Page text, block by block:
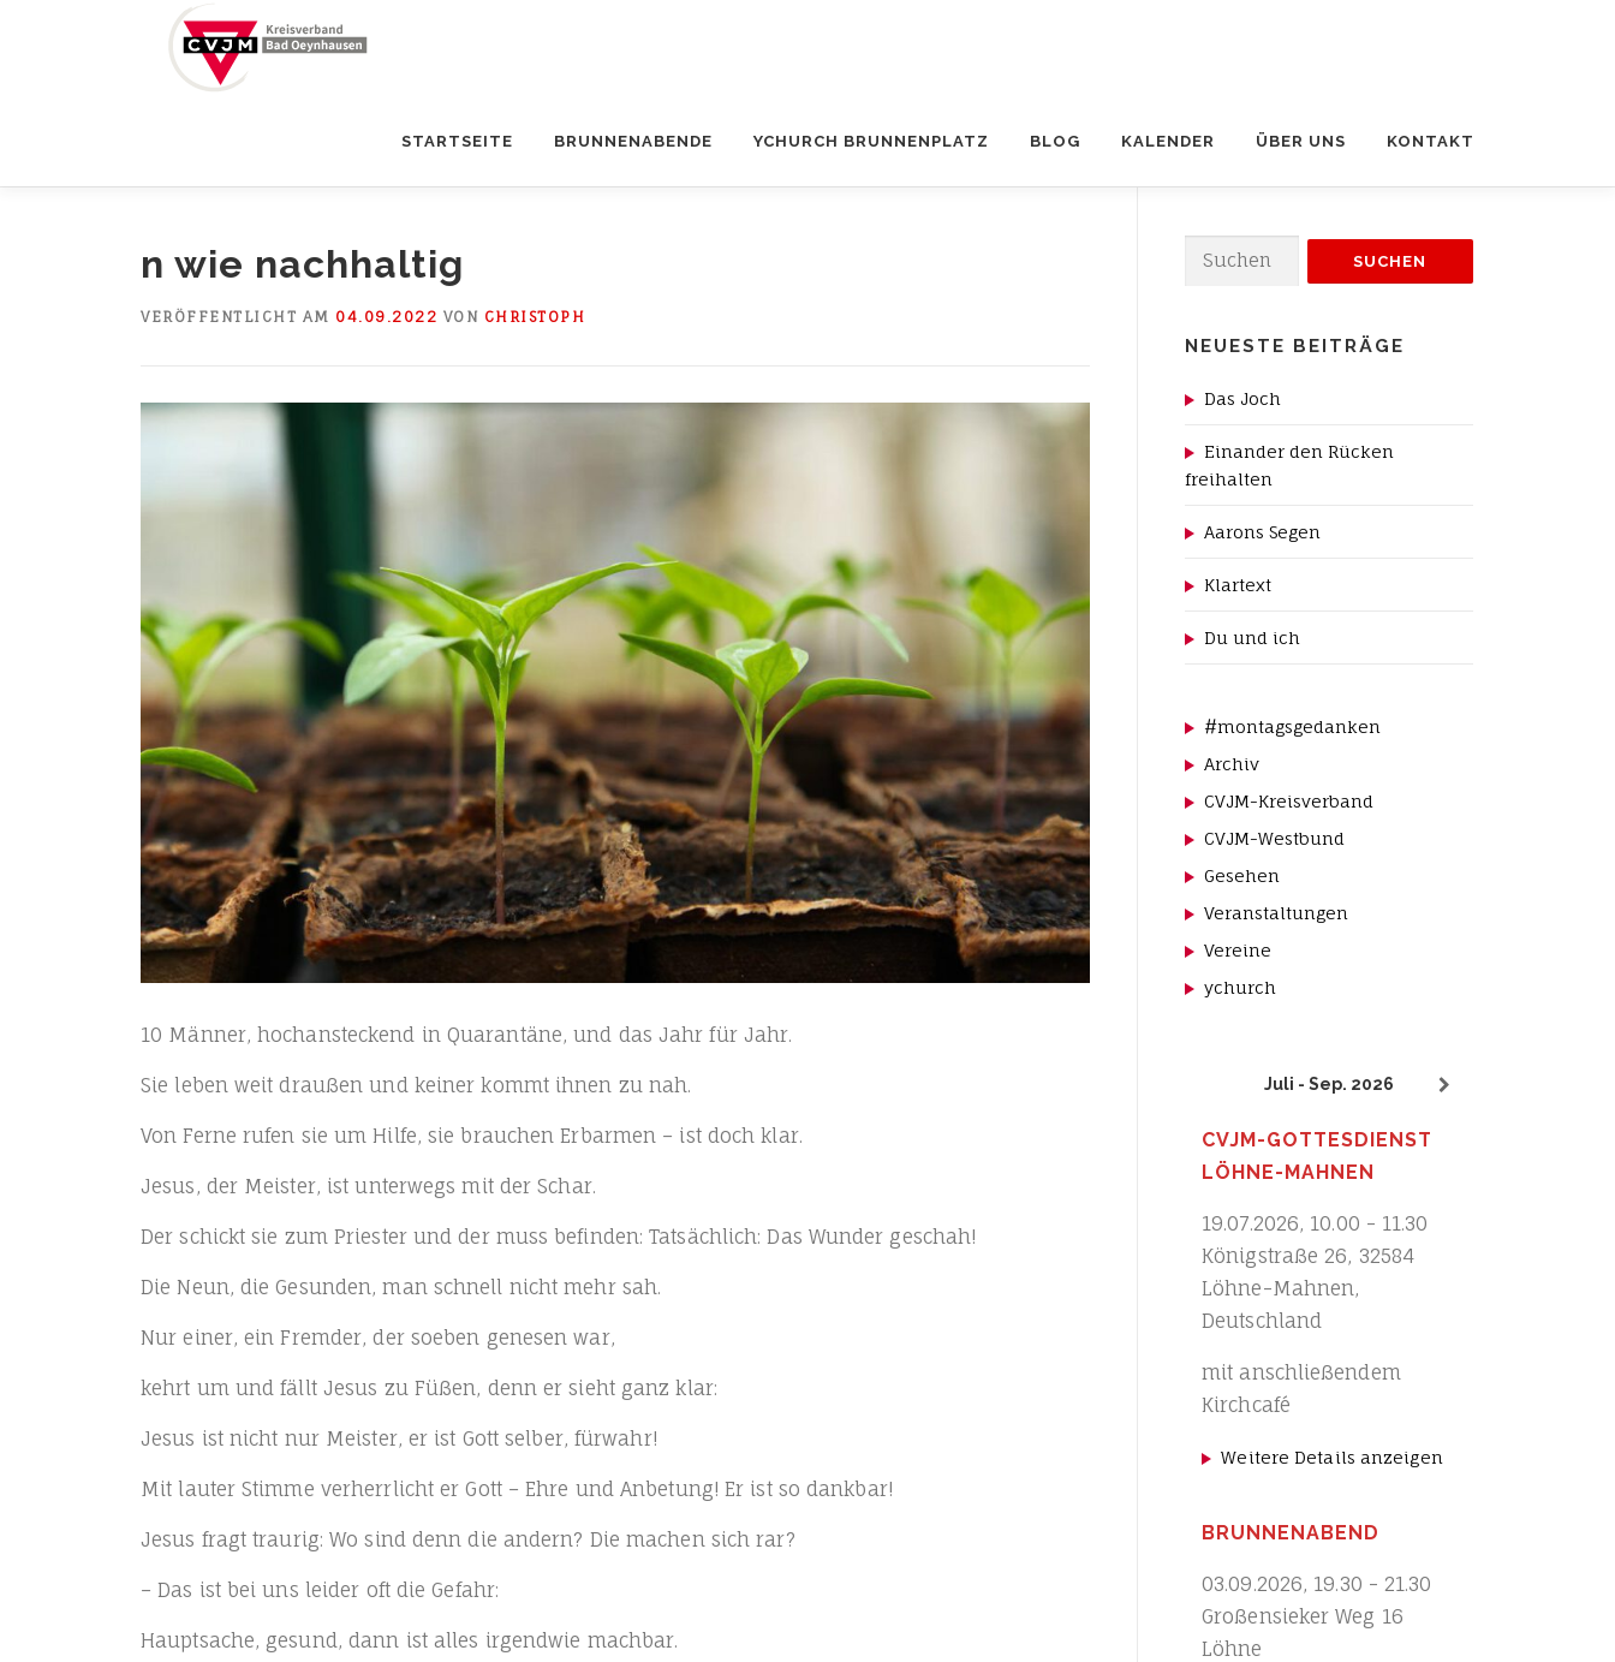
STARTSEITE BRUNNENABENDE YCHURCH BRUNNENPLATZ BLOG KALENDER ÜBER UNS KONTAKT
n wie nachhaltig
VERÖFFENTLICHT AM 04.09.2022 VON CHRISTOPH
10 Män­ner, hoch­an­ste­ckend in Qua­ran­tä­ne, und das Jahr für Jahr.
Sie leben weit drau­ßen und kei­ner kommt ihnen zu nah.
Von Fer­ne rufen sie um Hil­fe, sie brau­chen Erbar­men – ist doch klar.
Jesus, der Meis­ter, ist unter­wegs mit der Schar.
Der schickt sie zum Pries­ter und der muss befin­den: Tat­säch­lich: Das Wun­der geschah!
Die Neun, die Gesun­den, man schnell nicht mehr sah.
Nur einer, ein Frem­der, der soeben gene­sen war,
kehrt um und fällt Jesus zu Füßen, denn er sieht ganz klar:
Jesus ist nicht nur Meis­ter, er ist Gott sel­ber, fürwahr!
Mit lau­ter Stim­me ver­herr­licht er Gott – Ehre und Anbe­tung! Er ist so dankbar!
Jesus fragt trau­rig: Wo sind denn die andern? Die machen sich rar?
– Das ist bei uns lei­der oft die Gefahr:
Haupt­sa­che, gesund, dann ist alles irgend­wie machbar.
Suchen
NEUESTE BEITRÄGE
Das Joch
Einander den Rücken
freihalten
Aarons Segen
Klartext
Du und ich
#montagsgedanken
Archiv
CVJM-Kreisverband
CVJM-Westbund
Gesehen
Veranstaltungen
Vereine
ychurch
Juli - Sep. 2026
CVJM-GOTTESDIENST
LÖHNE-MAHNEN
19.07.2026, 10.00 - 11.30
Königstraße 26, 32584
Löhne-Mahnen,
Deutschland
mit anschließendem
Kirchcafé
Weitere Details anzeigen
BRUNNENABEND
03.09.2026, 19.30 -21.30
Großensieker Weg 16
Löhne